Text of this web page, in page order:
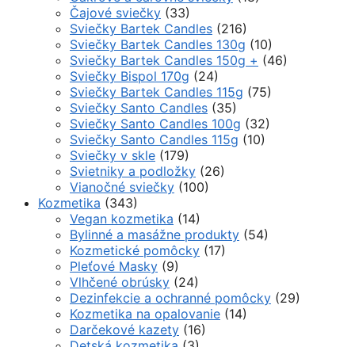
Čajové sviečky (33)
Sviečky Bartek Candles (216)
Sviečky Bartek Candles 130g (10)
Sviečky Bartek Candles 150g + (46)
Sviečky Bispol 170g (24)
Sviečky Bartek Candles 115g (75)
Sviečky Santo Candles (35)
Sviečky Santo Candles 100g (32)
Sviečky Santo Candles 115g (10)
Sviečky v skle (179)
Svietniky a podložky (26)
Vianočné sviečky (100)
Kozmetika (343)
Vegan kozmetika (14)
Bylinné a masážne produkty (54)
Kozmetické pomôcky (17)
Pleťové Masky (9)
Vlhčené obrúsky (24)
Dezinfekcie a ochranné pomôcky (29)
Kozmetika na opalovanie (14)
Darčekové kazety (16)